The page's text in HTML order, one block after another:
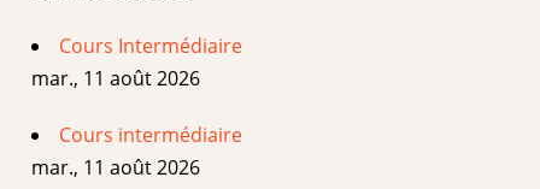
Cours Intermédiaire
mar., 11 août 2026
Cours intermédiaire
mar., 11 août 2026